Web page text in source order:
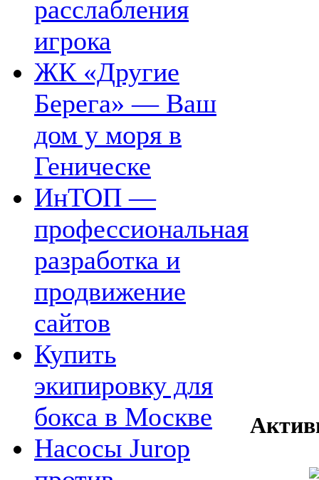
расслабления
игрока
ЖК «Другие
Берега» — Ваш
дом у моря в
Геническе
ИнТОП —
профессиональная
разработка и
продвижение
сайтов
Купить
экипировку для
бокса в Москве
Насосы Jurop